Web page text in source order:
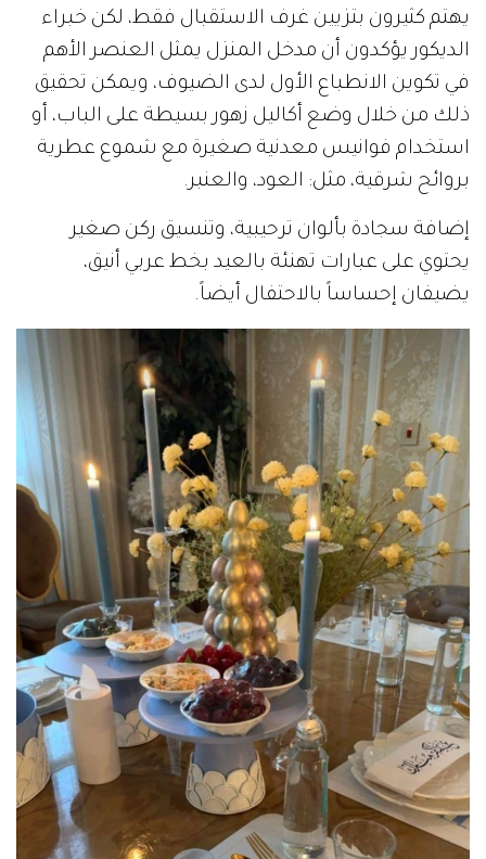
يهتم كثيرون بتزيين غرف الاستقبال فقط، لكن خبراء
الديكور يؤكدون أن مدخل المنزل يمثل العنصر الأهم
في تكوين الانطباع الأول لدى الضيوف، ويمكن تحقيق
ذلك من خلال وضع أكاليل زهور بسيطة على الباب، أو
استخدام فوانيس معدنية صغيرة مع شموع عطرية
بروائح شرقية، مثل: العود، والعنبر.
إضافة سجادة بألوان ترحيبية، وتنسيق ركن صغير
يحتوي على عبارات تهنئة بالعيد بخط عربي أنيق،
يضيفان إحساساً بالاحتفال أيضاً.